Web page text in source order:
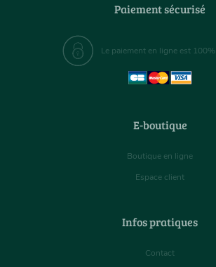
Paiement sécurisé
Le paiement en ligne est
E-boutique
Boutique en ligne
Espace client
Infos pratiques
Contact